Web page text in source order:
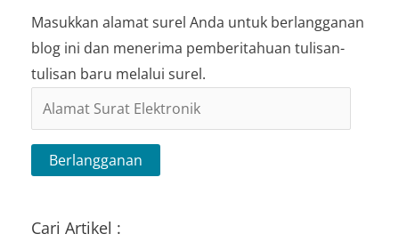
Masukkan alamat surel Anda untuk berlangganan
blog ini dan menerima pemberitahuan tulisan-
tulisan baru melalui surel.
Alamat
Surat
Elektronik
Berlangganan
Cari Artikel :